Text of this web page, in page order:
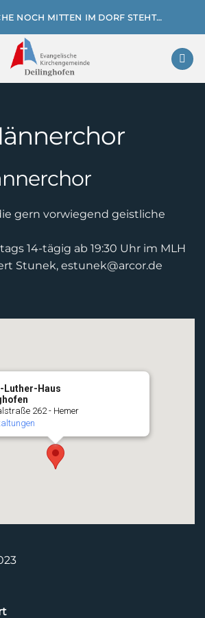
NOCH MITTEN IM DORF STEHT…
gern vorwiegend geistliche
14-tägig ab 19:30 Uhr im MLH
Stunek, estunek@arcor.de
Luther-Haus
262 - Hemer